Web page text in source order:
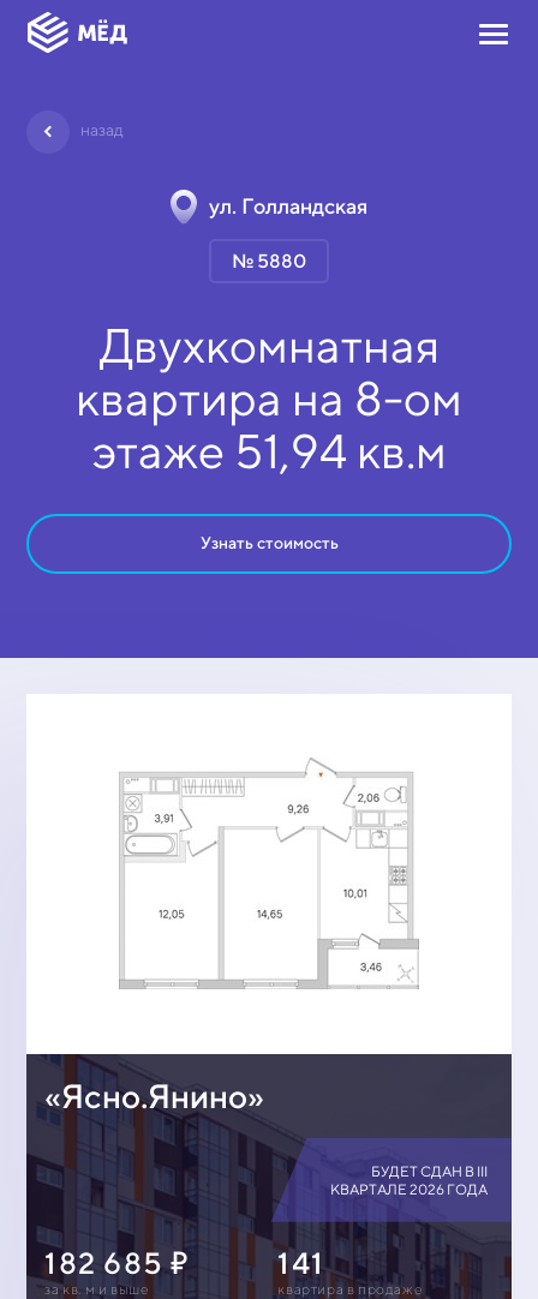
назад
ул. Голландская
№ 5880
Двухкомнатная
квартира на 8-ом
этаже 51,94 кв.м
Узнать стоимость
«Ясно.Янино»
БУДЕТ СДАН В III
КВАРТАЛЕ 2026 ГОДА
182 685
за кв. м и выше
141
квартирa в продаже